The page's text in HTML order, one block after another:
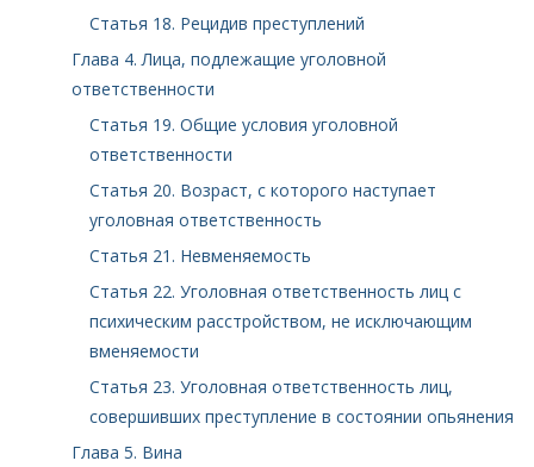
Статья 18. Рецидив преступлений
Глава 4. Лица, подлежащие уголовной
ответственности
Статья 19. Общие условия уголовной
ответственности
Статья 20. Возраст, с которого наступает
уголовная ответственность
Статья 21. Невменяемость
Статья 22. Уголовная ответственность лиц с
психическим расстройством, не исключающим
вменяемости
Статья 23. Уголовная ответственность лиц,
совершивших преступление в состоянии опьянения
Глава 5. Вина